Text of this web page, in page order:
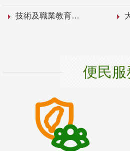
技術及職業教育
便民服